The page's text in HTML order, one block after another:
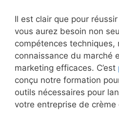
Il est clair que pour
vous aurez besoin non
compétences techniques,
connaissance du marché
marketing efficaces. C’est
conçu notre formation
outils nécessaires pour
votre entreprise de crème